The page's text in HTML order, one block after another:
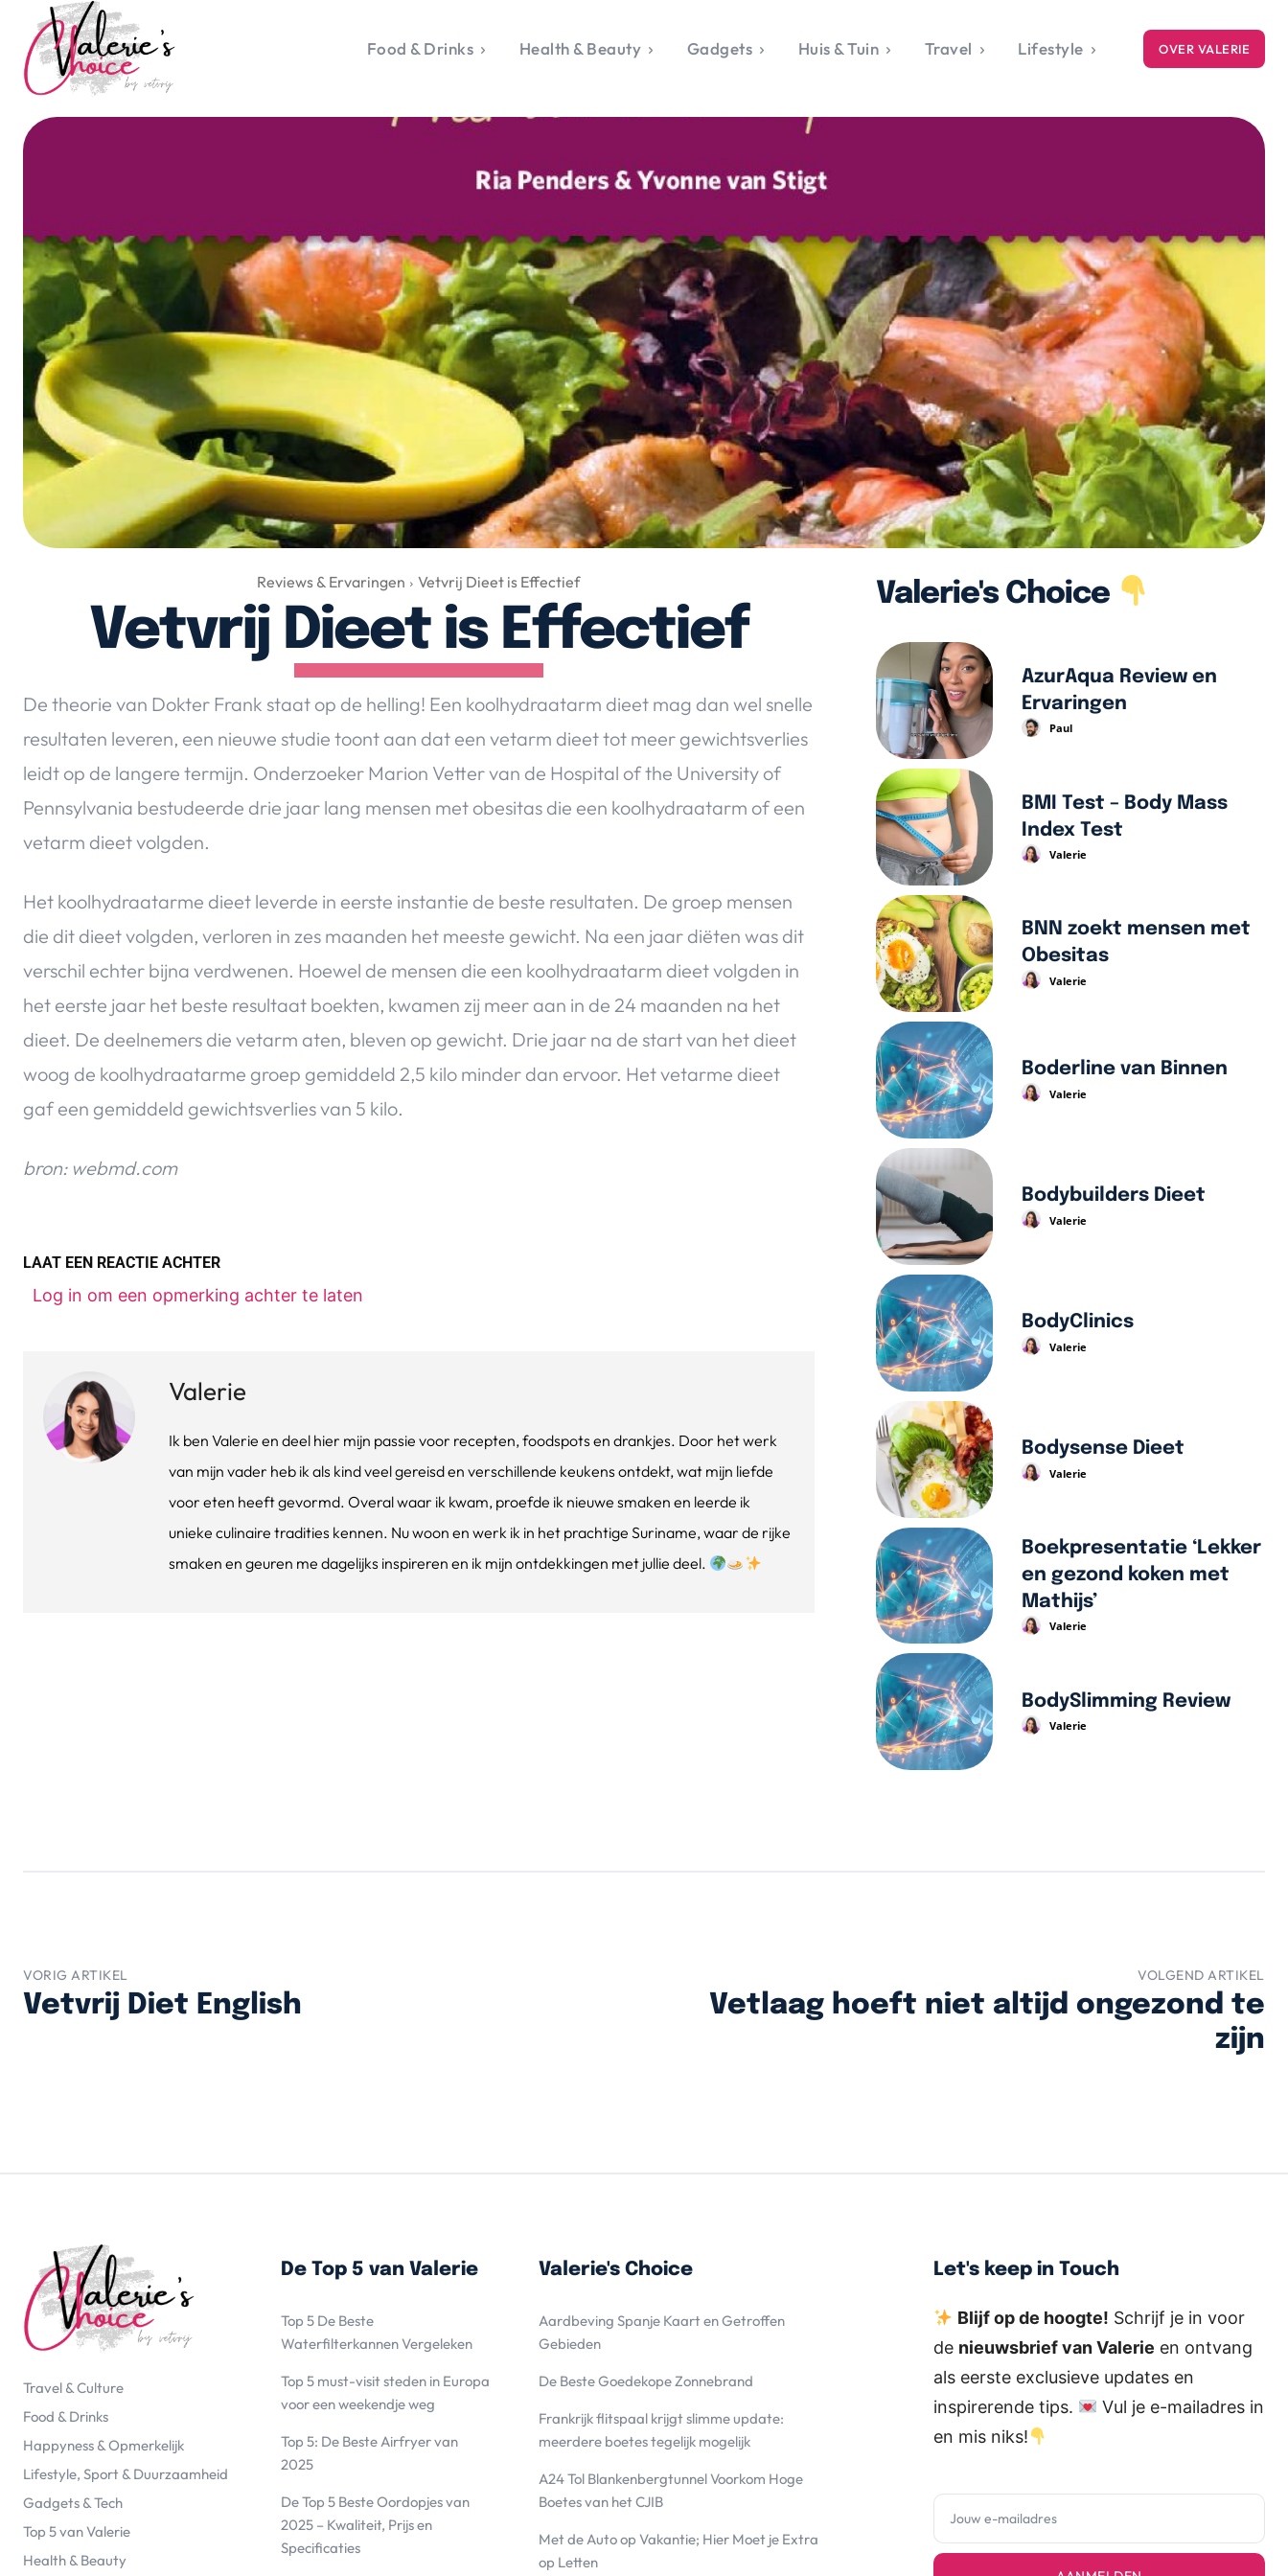
Travel & Culture
Happyness & Opmerkelijk
Lifestyle, Sport &
Duurzaamheid
Gadgets & Tech
Top 5 van Valerie
Health & Beauty
Huis & Tuin
Nieuws & Media
Contact
Health & Beauty
Travel
Food & Drinks Health & Beauty Gadgets Huis & Tuin Travel Lifestyle OVER VALERIE
Reviews & Ervaringen Vetvrij Dieet is Effectief
Vetvrij Dieet is Effectief
De theorie van Dokter Frank staat op de helling! Een koolhydraatarm dieet mag dan wel snelle
resultaten leveren, een nieuwe studie toont aan dat een vetarm dieet tot meer gewichtsverlies
leidt op de langere termijn. Onderzoeker Marion Vetter van de Hospital of the University of
Pennsylvania bestudeerde drie jaar lang mensen met obesitas die een koolhydraatarm of een
vetarm dieet volgden.
Het koolhydraatarme dieet leverde in eerste instantie de beste resultaten. De groep mensen
die dit dieet volgden, verloren in zes maanden het meeste gewicht. Na een jaar diëten was dit
verschil echter bijna verdwenen. Hoewel de mensen die een koolhydraatarm dieet volgden in
het eerste jaar het beste resultaat boekten, kwamen zij meer aan in de 24 maanden na het
dieet. De deelnemers die vetarm aten, bleven op gewicht. Drie jaar na de start van het dieet
woog de koolhydraatarme groep gemiddeld 2,5 kilo minder dan ervoor. Het vetarme dieet
gaf een gemiddeld gewichtsverlies van 5 kilo.
bron: webmd.com
LAAT EEN REACTIE ACHTER
Log in om een opmerking achter te laten
Valerie
Ik ben Valerie en deel hier mijn passie voor recepten, foodspots en drankjes. Door het werk
van mijn vader heb ik als kind veel gereisd en verschillende keukens ontdekt, wat mijn liefde
voor eten heeft gevormd. Overal waar ik kwam, proefde ik nieuwe smaken en leerde ik
unieke culinaire tradities kennen. Nu woon en werk ik in het prachtige Suriname, waar de rijke
smaken en geuren me dagelijks inspireren en ik mijn ontdekkingen met jullie deel.
Valerie's Choice
AzurAqua Review en
Ervaringen
Paul
BMI Test – Body Mass
Index Test
Valerie
BNN zoekt mensen met
Obesitas
Valerie
Boderline van Binnen
Valerie
Bodybuilders Dieet
Valerie
BodyClinics
Valerie
Bodysense Dieet
Valerie
Boekpresentatie ‘Lekker
en gezond koken met
Mathijs’
Valerie
BodySlimming Review
Valerie
VORIG ARTIKEL
Vetvrij Diet English
VOLGEND ARTIKEL
Vetlaag hoeft niet altijd ongezond te
zijn
Travel & Culture
Food & Drinks
Happyness & Opmerkelijk
Lifestyle, Sport & Duurzaamheid
Gadgets & Tech
Top 5 van Valerie
Health & Beauty
De Top 5 van Valerie
Top 5 De Beste
Waterfilterkannen Vergeleken
Top 5 must-visit steden in Europa
voor een weekendje weg
Top 5: De Beste Airfryer van
2025
De Top 5 Beste Oordopjes van
2025 – Kwaliteit, Prijs en
Specificaties
Valerie's Choice
Aardbeving Spanje Kaart en Getroffen
Gebieden
De Beste Goedekope Zonnebrand
Frankrijk flitspaal krijgt slimme update:
meerdere boetes tegelijk mogelijk
A24 Tol Blankenbergtunnel Voorkom Hoge
Boetes van het CJIB
Met de Auto op Vakantie; Hier Moet je Extra
op Letten
Let's keep in Touch
Blijf op de hoogte! Schrijf je in voor
de nieuwsbrief van Valerie en ontvang
als eerste exclusieve updates en
inspirerende tips.
Vul je e-mailadres in
en mis niks!